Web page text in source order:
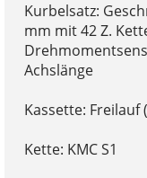
Kurbelsatz:
mm mit 42 Z.
Achslänge
Kassette: Freilauf
Kette: KMC S1